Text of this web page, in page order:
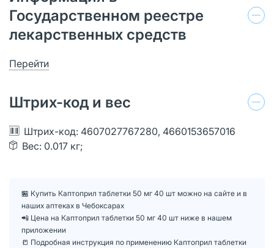
Государственном реестре
лекарственных средств
Перейти
Штрих-код и вес
Штрих-код: 4607027767280, 4660153657016
Вес: 0.017 кг;
🏪 Купить Каптоприл таблетки 50 мг 40 шт можно на сайте и в
наших аптеках в Чебоксарах
📲 Цена на Каптоприл таблетки 50 мг 40 шт ниже в нашем
приложении
📒 Подробная инструкция по применению Каптоприл таблетки